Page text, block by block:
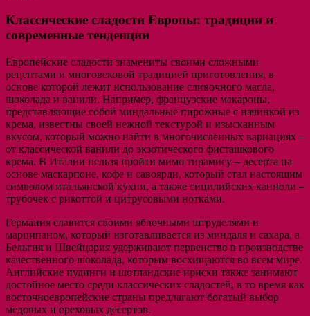
Классические сладости Европы: традиции и
современные тенденции
Европейские сладости знамениты своими сложными
рецептами и многовековой традицией приготовления, в
основе которой лежит использование сливочного масла,
шоколада и ванили. Например, французские макароны,
представляющие собой миндальные пирожные с начинкой из
крема, известны своей нежной текстурой и изысканным
вкусом, который можно найти в многочисленных вариациях –
от классической ванили до экзотического фисташкового
крема. В Италии нельзя пройти мимо тирамису – десерта на
основе маскарпоне, кофе и савоярди, который стал настоящим
символом итальянской кухни, а также сицилийских канноли –
трубочек с рикоттой и цитрусовыми нотками.
Германия славится своими яблочными штруделями и
марципаном, который изготавливается из миндаля и сахара, а
Бельгия и Швейцария удерживают первенство в производстве
качественного шоколада, которым восхищаются во всем мире.
Английские пудинги и шотландские ириски также занимают
достойное место среди классических сладостей, в то время как
восточноевропейские страны предлагают богатый выбор
медовых и ореховых десертов.